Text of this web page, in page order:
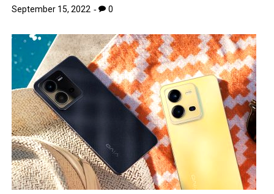
September 15, 2022 0